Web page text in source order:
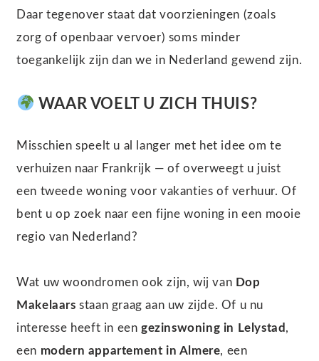
Daar tegenover staat dat voorzieningen (zoals
zorg of openbaar vervoer) soms minder
toegankelijk zijn dan we in Nederland gewend zijn.
WAAR VOELT U ZICH THUIS?
Misschien speelt u al langer met het idee om te
verhuizen naar Frankrijk — of overweegt u juist
een tweede woning voor vakanties of verhuur. Of
bent u op zoek naar een fijne woning in een mooie
regio van Nederland?
Wat uw woondromen ook zijn, wij van Dop
Makelaars staan graag aan uw zijde. Of u nu
interesse heeft in eengezinswoning in Lelystad ,
een modern appartement in Almere, een